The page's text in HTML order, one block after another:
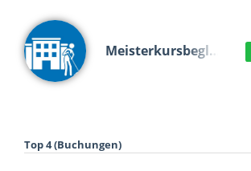
Meisterkursbegl…
Top 4 (Buchungen)